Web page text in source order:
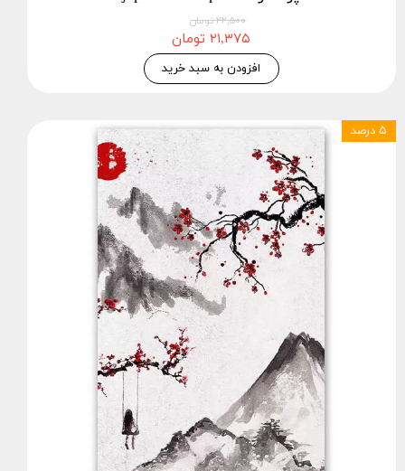
۲۲,۵۰۰ تومان
۲۱,۳۷۵ تومان
افزودن به سبد خرید
۵ درصد